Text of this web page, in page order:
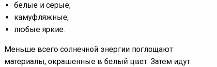
белые и серые;
камуфляжные;
любые яркие.
Меньше всего солнечной энергии поглощают
материалы, окрашенные в белый цвет. Затем идут